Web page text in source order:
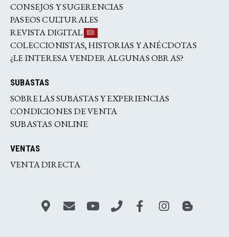
CONSEJOS Y SUGERENCIAS
PASEOS CULTURALES
REVISTA DIGITAL
COLECCIONISTAS, HISTORIAS Y ANÉCDOTAS
¿LE INTERESA VENDER ALGUNAS OBRAS?
SUBASTAS
SOBRE LAS SUBASTAS Y EXPERIENCIAS
CONDICIONES DE VENTA
SUBASTAS ONLINE
VENTAS
VENTA DIRECTA